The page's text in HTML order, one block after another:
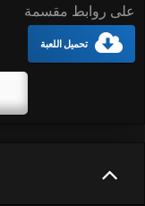
على روابط مقسمة
تحميل اللعبة